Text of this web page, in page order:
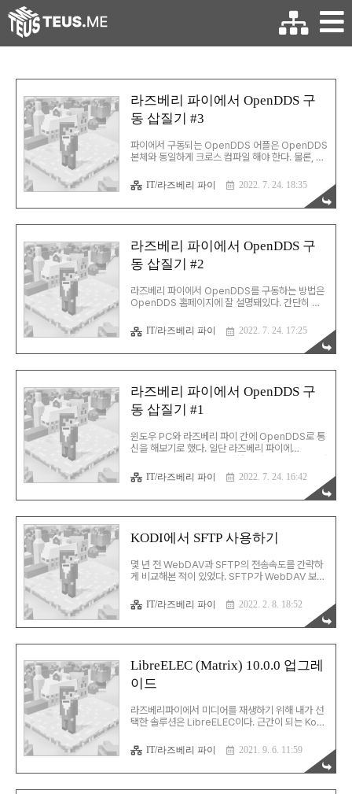
라즈베리 파이에서 OpenDDS 구
동 삽질기 #3
파이에서 구동되는 OpenDDS 어플은 OpenDDS
본체와 동일하게 크로스 컴파일 해야 한다. 물론, 관
할 이유는 없지만, 효율이 너무 떨어진다.
OpenDDS를 사용하는 어플의 빌드를 위해서는
MPC 또는 CMake를 사용할 수 있다. 난 CMake
내용 외에 cmake 스크립트에 추가적으로 적어줘
야 할 내용들은 아래와 같다. - 컴파일러(크로스 컴
파일러) - 컴파일 옵션에 -Wno-pasbi 추가 -
OpenDDS 관련 디렉토리 - OpenDDS 라이브러
Guide에 잘 나와있기는 개뿔... 그냥 열심히 잘 찾
아야 한다. 이걸 찾는 건 그..
IT/라즈베리 파이 2022. 7. 24. 18:35
라즈베리 파이에서 OpenDDS 구
동 삽질기 #2
라즈베리 파이에서 OpenDDS를 구동하는 방법은
OpenDDS 홈페이지에 잘 설명돼있다. 간단히 말
리는 것 예전같으면 리눅스 머신을 따로 만들거나,
가상머신 위에 리눅스를 올렸겠지만... 우리에겐
WSL이 있습니다, 휴먼. 파워셸에서 아래와 같이 입
install 리눅스 명령창이 뜨고, 계정 정보를 입력하
면 일단 설치는 종료됨. OpenDDS 홈페이지의 설
명에 따르면 우분투 20.04.3 LTS x86_64 환경
에서 테스트되었다고 한다. 설치된 버전은 20.04
제 없을 듯. 다음 할 일은 당연한 얘기지만, 개발 환
경을 설치하는 것. sudo apt ..
IT/라즈베리 파이 2022. 7. 24. 17:25
라즈베리 파이에서 OpenDDS 구
동 삽질기 #1
윈도우 PC와 라즈베리 파이 간에 OpenDDS로 통
신을 해보기로 했다. 일단 라즈베리 파이에
트 OS를 설치할 수도 있지만, 딱히 필요하진 않아
그냥 32비트 버전을 설치. 라즈베리 파이는 물론 멀
쩡한 컴퓨터니까 키보드, 마우스, 모니터 연결해서
가 하는대로 원격으로 연결하기로 했다. 당연히 선
택한 솔루션은 RDP(원격 데스크톱 연결). 그런데,
왠지 연결에 계속 실패한다. 구글링 해보면 동일한
결책이 없었다. 결국은 무난한 솔루션인 VNC으로
최종 결정 TigerVNC 등은 연결이 정상적으로 되
IT/라즈베리 파이 2022. 7. 24. 16:42
KODI에서 SFTP 사용하기
몇 년 전 WebDAV과 SFTP의 전송속도를 간략하
게 비교해본 적이 있었다. SFTP가 WebDAV 보다
WebDAV가 더 많이 쓰이기도 했고, 성능 차이가
아주 큰 건 아니라 WebDAV으로 결론냈었다. 최근
에 다시 한 번 간단히 돌려봤는데, 역시 SFTP가 속
었던 WebDAV을 버리고 SFTP로 넘어가기로 했
다. PC에서 사용하는 RaiDrive는 설정만 간단히
바꾸면 되지만, 역시 문제는 LibreELEC(KODI).
KODI의 기본 구성에 SFTP가 포함되어 있지 않다.
SFTP가 설치되지 않은 KODI에 SFTP를 설치하
려면 Add-ons에서 찾아서 설치해줘야 한다. 찾을
위치는 다음과 같다:..
IT/라즈베리 파이 2022. 2. 8. 18:52
LibreELEC (Matrix) 10.0.0 업그레
이드
라즈베리파이에서 미디어를 재생하기 위해 내가 선
택한 솔루션은 LibreELEC이다. 근간이 되는 Kodi
는 이름을 가졌는데, 이제 실제로 파이에서 적용할
수 있는 LibreELEC 10.0.0이 정식으로 공개되었
다. 이번 LibreELEC 업그레이드는 기능보다 라즈
IT/라즈베리 파이 2021. 9. 6. 11:59